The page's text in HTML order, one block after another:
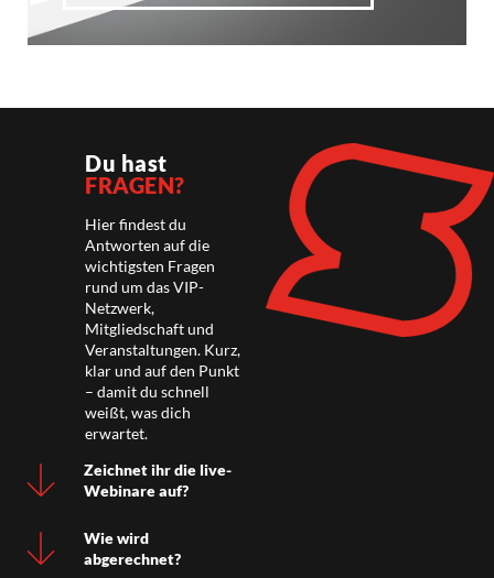
Du hast
FRAGEN?
Hier findest du
Antworten auf die
wichtigsten Fragen
rund um das VIP-
Netzwerk,
Mitgliedschaft und
Veranstaltungen. Kurz,
klar und auf den Punkt
– damit du schnell
weißt, was dich
erwartet.
Zeichnet ihr die live-
Webinare auf?
Wie wird
abgerechnet?